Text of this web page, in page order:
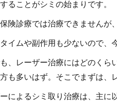
ることがシミの始まりです。
険診療では治療できませんが
イムや副作用も少ないので、
、レーザー治療にはどのくら
も多いはず。そこでまずは、
によるシミ取り治療は、主に